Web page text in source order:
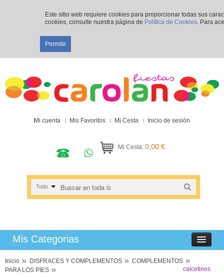
Este sitio web requiere cookies para proporcionar todas sus
cookies, consulte nuestra página de Política de Cookies. Para
Permitir
Mi cuenta Mis Favoritos Mi Cesta Inicio de sesión
Mi Cesta: 0,00 €
Todo
Mis Categorias
Inicio DISFRACES Y COMPLEMENTOS
COMPLEMENTOS
PARA LOS PIES
calcetines